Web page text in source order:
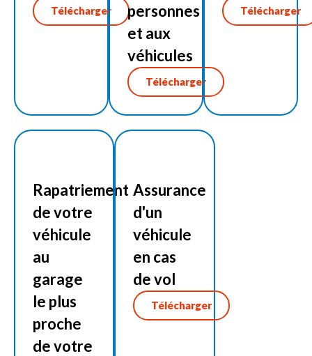
Télécharger
personnes
et aux
véhicules
Télécharger
Télécharger
Rapatriement
de votre
véhicule
au
garage
le plus
proche
de votre
Assurance
d'un
véhicule
en cas
de vol
Télécharger